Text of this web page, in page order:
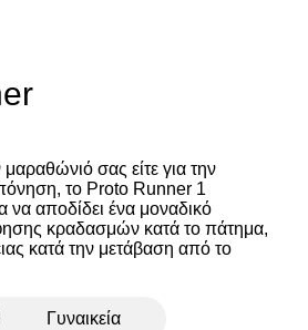
μαραθώνιό σας είτε για την
το Proto Runner 1
να αποδίδει ένα μοναδικό
κραδασμών κατά το πάτημα,
κατά την μετάβαση από το
Γυναικεία